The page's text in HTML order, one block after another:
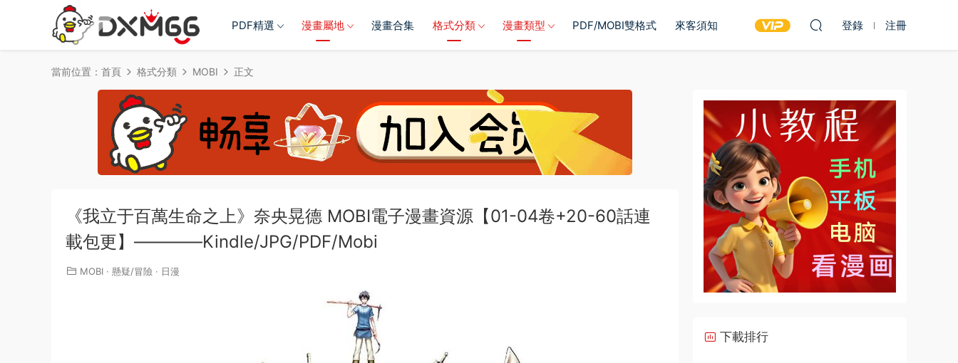
PDF精選 漫畫屬地 漫畫合集 格式分類 漫畫類型 PDF/MOBI雙格式 來客須知 登錄 注冊
當前位置： 首頁 格式分類 MOBI 正文
《我立于百萬生命之上》奈央晃德 MOBI電子漫畫資源【01-04卷+20-60話連
載包更】————Kindle/JPG/PDF/Mobi
MOBI · 懸疑/冒險 · 日漫
下載排行